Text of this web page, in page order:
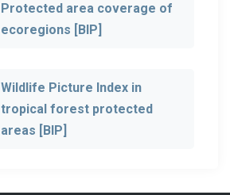
Protected area coverage of
ecoregions [BIP]
Wildlife Picture Index in
tropical forest protected
areas [BIP]